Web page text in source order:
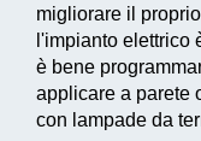
migliorare il
l'impianto elettrico
è bene
applicare a parete
con lampade da